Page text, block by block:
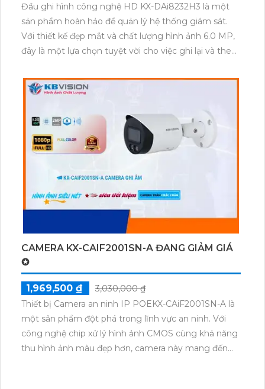
Đầu ghi hình công nghệ HD KX-DAi8232H3 là một
sản phẩm hoàn hảo để quản lý hệ thống giám sát.
Với thiết kế đẹp mắt và chất lượng hình ảnh 6.0 MP,
đây là một lựa chọn tuyệt vời cho việc ghi lại và theo
dụng công nghệ tiên tiến AHD, CVI, TVI, BCS, mang
đến sự linh hoạt cho việc kết nối với nhiều loại camera
khác nhau. Hơn nữa, hệ thống ổn định với khả năng
tốt nhất được trang bị công nghệ AI giúp hạn chế
báo động giả và đảm bảo an ninh tối đa.Đầu ghi
cũng hỗ trợ xem ban đêm và có khả năng mở rộng
Ngoài ra, bạn còn có thể thêm 8 camera IP để mở
rộng hệ thống giám sát của mình.
CAMERA KX-CAIF2001SN-A ĐANG GIẢM GIÁ
✪
1,969,500 ₫
3,030,000 ₫
Thiết bị Camera an ninh IP POEKX-CAiF2001SN-A là
một sản phẩm đột phá trong lĩnh vực an ninh. Với
công nghệ chip xử lý hình ảnh CMOS cùng khả năng
thu hình ảnh màu đẹp hơn, camera này mang đến